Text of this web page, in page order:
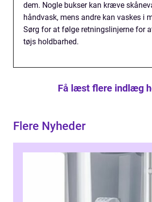
dem. Nogle bukser kan kræve
håndvask, mens andre kan vaskes i
Sørg for at følge retningslinjerne for
tøjs holdbarhed.
Få læst flere indlæg
Flere Nyheder